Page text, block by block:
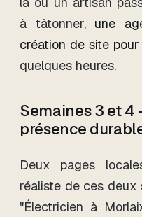
à tâtonner, une
création de site
quelques heures.
Semaines 3 et 4
présence
Deux pages
réaliste de ces deux
"Électricien à